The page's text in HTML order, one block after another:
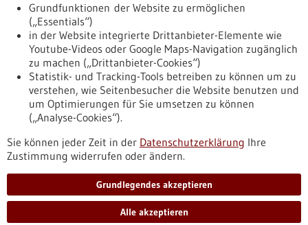
Nach oben
Informiert bleiben
Newsletter abonnieren
Grundfunktionen der Website zu ermöglichen
(„Essentials“)
in der Website integrierte Drittanbieter-Elemente wie
Youtube-Videos oder Google Maps-Navigation zugänglich
zu machen („Drittanbieter-Cookies“)
Statistik- und Tracking-Tools betreiben zu können um zu
verstehen, wie Seitenbesucher die Website benutzen und
um Optimierungen für Sie umsetzen zu können
(„Analyse-Cookies“).
Sie können jeder Zeit in der Datenschutzerklärung Ihre
Zustimmung widerrufen oder ändern.
Grundlegendes akzeptieren
Alle akzeptieren